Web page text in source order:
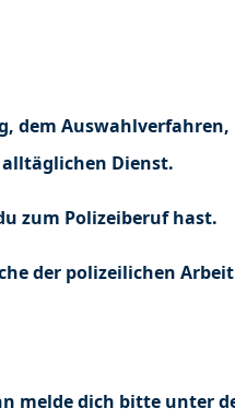
dem Auswahlverfahren,
Dienst.
zum Polizeiberuf hast.
der polizeilichen Arbeit
melde dich bitte unter